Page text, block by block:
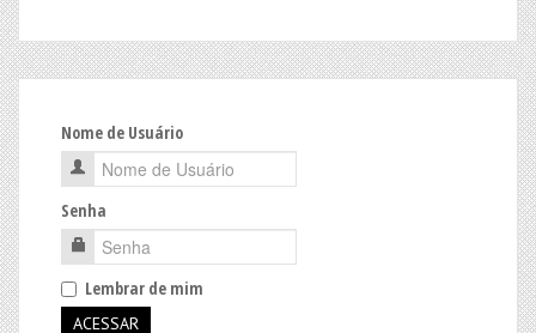
Nome de Usuário
Senha
Lembrar de mim